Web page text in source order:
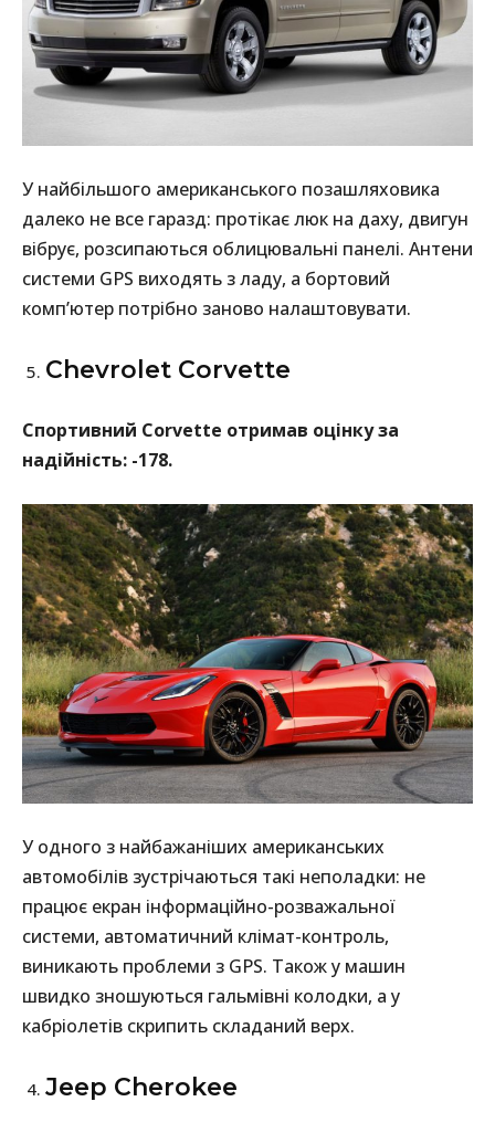
У найбільшого американського позашляховика
далеко не все гаразд: протікає люк на даху, двигун
вібрує, розсипаються облицювальні панелі. Антени
системи GPS виходять з ладу, а бортовий
комп’ютер потрібно заново налаштовувати.
Chevrolet Corvette
Спортивний Corvette отримав оцінку за
надійність: -178.
У одного з найбажаніших американських
автомобілів зустрічаються такі неполадки: не
працює екран інформаційно-розважальної
системи, автоматичний клімат-контроль,
виникають проблеми з GPS. Також у машин
швидко зношуються гальмівні колодки, а у
кабріолетів скрипить складаний верх.
Jeep Cherokee